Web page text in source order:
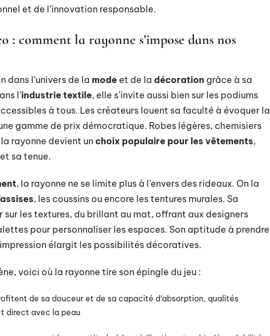
et de l’innovation responsable.
: comment la rayonne s’impose dans nos
dans l’univers de la mode et de la décoration grâce à sa
l’industrie textile, elle s’invite aussi bien sur les podiums
à tous. Les créateurs louent sa faculté à évoquer la
gamme de prix démocratique. Robes légères, chemisiers
rayonne devient un choix populaire pour les vêtements,
sa tenue.
, la rayonne ne se limite plus à l’envers des rideaux. On la
, les coussins ou encore les tentures murales. Sa
sur les textures, du brillant au mat, offrant aux designers
pour personnaliser les espaces. Son aptitude à prendre
élargit les possibilités décoratives.
voici où la rayonne tire son épingle du jeu :
de sa douceur et de sa capacité d’absorption, qualités
direct avec la peau